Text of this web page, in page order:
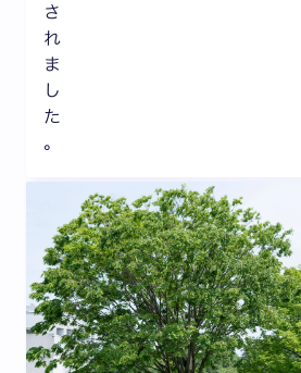
さ
れ
ま
し
た
。